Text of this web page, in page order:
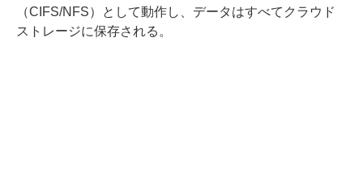
（CIFS/NFS）として動作し、データはすべてクラウド
ストレージに保存される。